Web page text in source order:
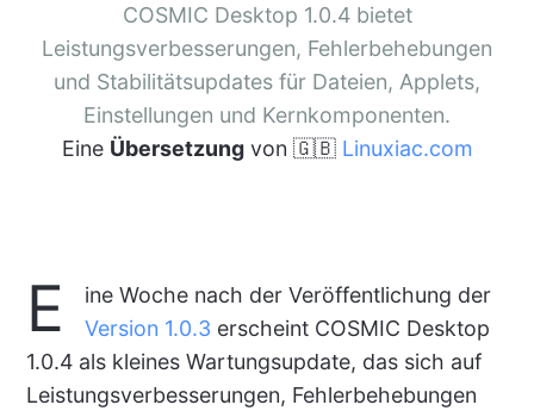
COSMIC Desktop 1.0.4 bietet
Leistungsverbesserungen, Fehlerbehebungen
und Stabilitätsupdates für Dateien, Applets,
Einstellungen und Kernkomponenten.
Eine Übersetzungvon 🇬🇧 Linuxiac.com
E
ine Woche nach der Veröffentlichung der
Version 1.0.3 erscheint COSMIC Desktop
1.0.4 als kleines Wartungsupdate, das sich auf
Leistungsverbesserungen, Fehlerbehebungen